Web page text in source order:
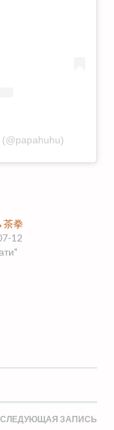
茶拳
12
СЛЕДУЮЩАЯ ЗАПИСЬ